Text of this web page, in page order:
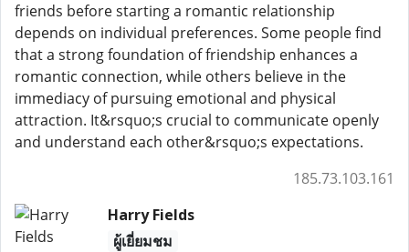
friends before starting a romantic relationship
depends on individual preferences. Some people find
that a strong foundation of friendship enhances a
romantic connection, while others believe in the
immediacy of pursuing emotional and physical
attraction. It&rsquo;s crucial to communicate openly
and understand each other&rsquo;s expectations.
185.73.103.161
Harry Fields
ผู้เยี่ยมชม